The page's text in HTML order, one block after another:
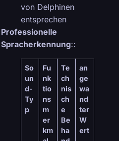
von Delphinen
entsprechen
Professionelle
Spracherkennung::
So
un
d-
Ty
p
Fu
nk
tio
ns
m
er
km
Te
ch
nis
ch
e
Be
ha
an
ge
wa
nd
ter
W
ert